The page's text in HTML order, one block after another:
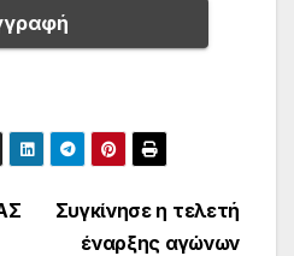
Συγκίνησε η τελετή
έναρξης αγώνων